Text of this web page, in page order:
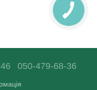
050-479-68-36